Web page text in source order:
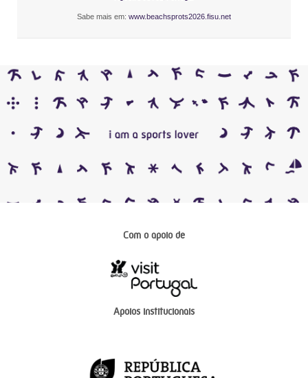
Sabe mais em: www.beachsprots2026.fisu.net
Com o apoio de
Apoios institucionais